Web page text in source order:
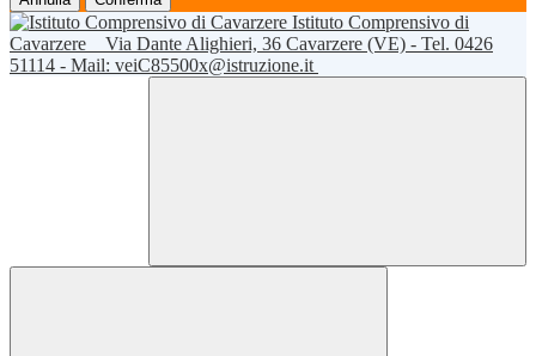
Istituto Comprensivo di
Cavarzere
Via Dante Alighieri, 36 Cavarzere (VE) - Tel. 0426
51114 - Mail: veiC85500x@istruzione.it